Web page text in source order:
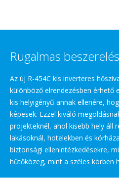
Rugalmas beszerelés
Az új R-454C kis inverteres
különböző elrendezésben érhető
kis helyigényű annak ellenére,
képesek. Ezzel kiváló
projekteknél, ahol kisebb hely áll
lakásoknál, hotelekben és
biztonsági ellenintézkedésekre,
hűtőközeg, mint a széles körben